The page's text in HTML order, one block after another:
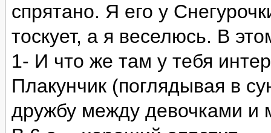
спрятано. Я его у
тоскует, а я веселюсь. В
1- И что же там у тебя
Плакунчик (поглядывая в
дружбу между девочками и